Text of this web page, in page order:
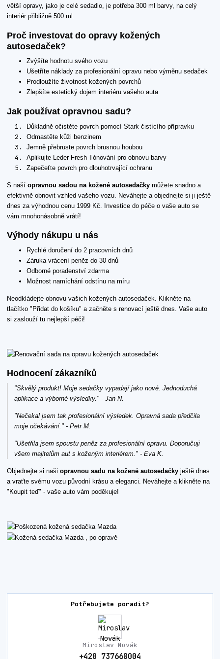
větší opravy, jako je celé sedadlo, je potřeba 300 ml barvy, na celý
interiér přibližně 500 ml.
Proč investovat do opravy kožených
autosedaček?
Zvýšíte hodnotu svého vozu
Ušetříte náklady za profesionální opravu nebo výměnu sedaček
Prodloužíte životnost kožených povrchů
Zlepšíte estetický dojem interiéru vašeho auta
Jak používat opravnou sadu?
Důkladně očistěte povrch pomocí Stark čistícího přípravku
Odmastěte kůži benzinem
Jemně přebruste povrch brusnou houbou
Aplikujte Leder Fresh Tónování pro obnovu barvy
Zapečeťte povrch pro dlouhotrvající ochranu
S naší opravnou sadou na kožené autosedačky můžete snadno a
efektivně obnovit vzhled vašeho vozu. Neváhejte a objednejte si ji ještě
dnes za výhodnou cenu 1999 Kč. Investice do péče o vaše auto se
vám mnohonásobně vrátí!
Výhody nákupu u nás
Rychlé doručení do 2 pracovních dnů
Záruka vrácení peněz do 30 dnů
Odborné poradenství zdarma
Možnost namíchání odstínu na míru
Neodkládejte obnovu vašich kožených autosedaček. Klikněte na
tlačítko "Přidat do košíku" a začněte s renovací ještě dnes. Vaše auto
si zaslouží tu nejlepší péči!
Hodnocení zákazníků
"Skvělý produkt! Moje sedačky vypadají jako nové. Jednoduchá
aplikace a výborné výsledky." - Jan N.
"Nečekal jsem tak profesionální výsledek. Opravná sada předčila
moje očekávání." - Petr M.
"Ušetřila jsem spoustu peněz za profesionální opravu. Doporučuji
všem majitelům aut s koženým interiérem." - Eva K.
Objednejte si naši opravnou sadu na kožené autosedačky ještě dnes
a vraťte svému vozu původní krásu a eleganci. Neváhejte a klikněte na
"Koupit teď" - vaše auto vám poděkuje!
Potřebujete poradit?
Miroslav Novák
+420 737668004